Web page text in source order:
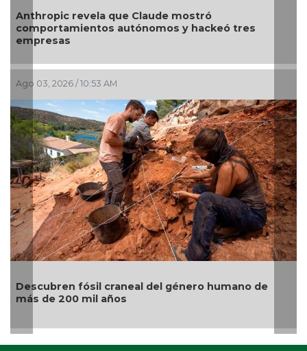
revela que Claude mostró
autónomos y hackeó tres
/ 10:53 AM
fósil craneal del género humano de
200 mil años
causado
Gatos